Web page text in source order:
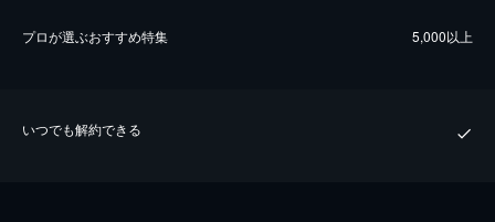
プロが選ぶおすすめ特集 5,000以上
いつでも解約できる